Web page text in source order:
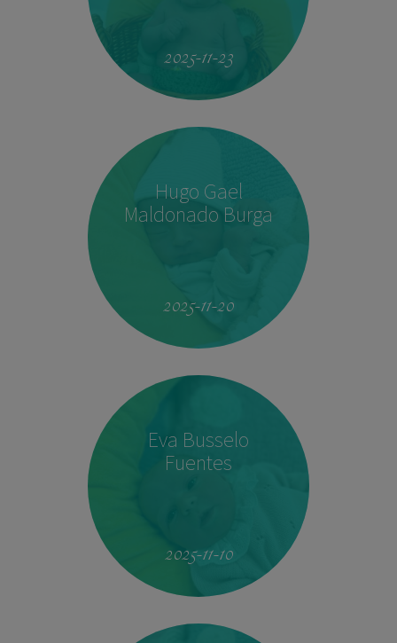
2025-11-23
Hugo Gael
Maldonado Burga
2025-11-20
Eva Busselo
Fuentes
2025-11-10